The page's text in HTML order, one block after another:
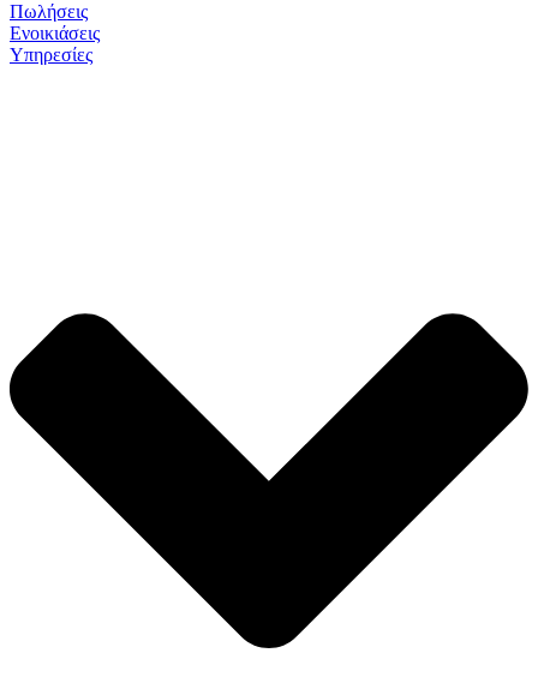
Πωλήσεις
Ενοικιάσεις
Υπηρεσίες